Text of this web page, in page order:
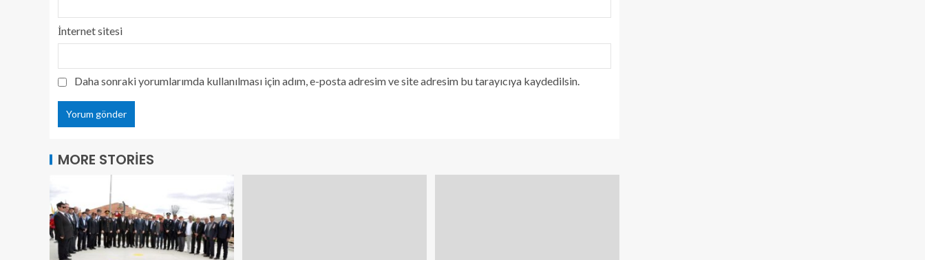
İnternet sitesi
Daha sonraki yorumlarımda kullanılması için adım, e-posta adresim ve site adresim bu tarayıcıya kaydedilsin.
MORE STORIES